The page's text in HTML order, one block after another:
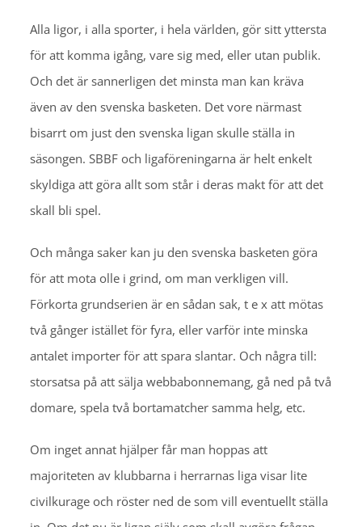
Alla ligor, i alla sporter, i hela världen, gör sitt yttersta
för att komma igång, vare sig med, eller utan publik.
Och det är sannerligen det minsta man kan kräva
även av den svenska basketen. Det vore närmast
bisarrt om just den svenska ligan skulle ställa in
säsongen. SBBF och ligaföreningarna är helt enkelt
skyldiga att göra allt som står i deras makt för att det
skall bli spel.
Och många saker kan ju den svenska basketen göra
för att mota olle i grind, om man verkligen vill.
Förkorta grundserien är en sådan sak, t e x att mötas
två gånger istället för fyra, eller varför inte minska
antalet importer för att spara slantar. Och några till:
storsatsa på att sälja webbabonnemang, gå ned på två
domare, spela två bortamatcher samma helg, etc.
Om inget annat hjälper får man hoppas att
majoriteten av klubbarna i herrarnas liga visar lite
civilkurage och röster ned de som vill eventuellt ställa